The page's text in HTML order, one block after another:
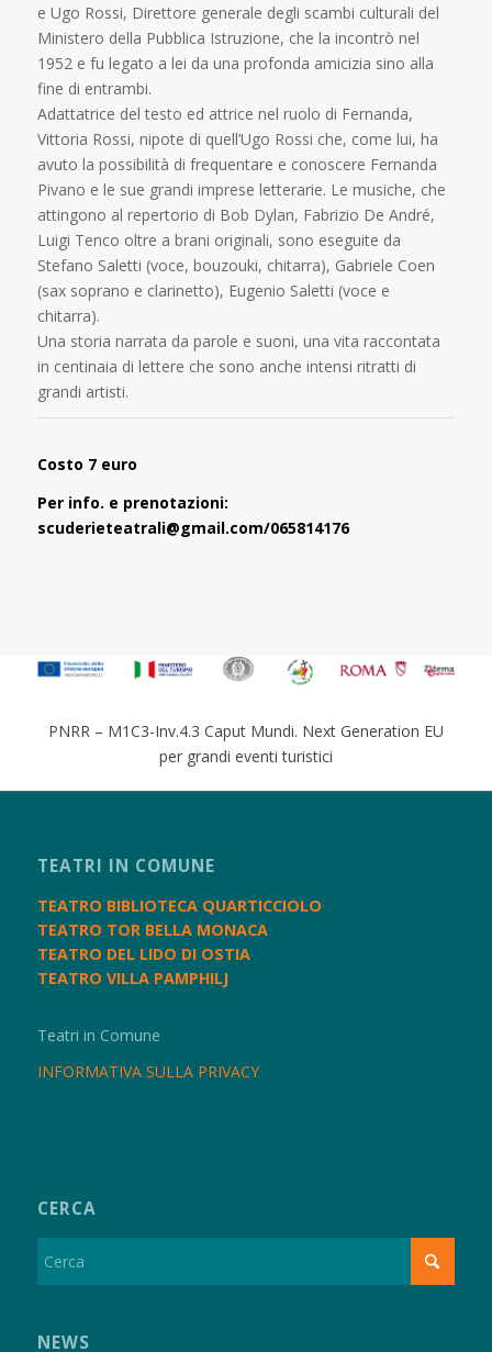
e Ugo Rossi, Direttore generale degli scambi culturali del
Ministero della Pubblica Istruzione, che la incontrò nel
1952 e fu legato a lei da una profonda amicizia sino alla
fine di entrambi.
Adattatrice del testo ed attrice nel ruolo di Fernanda,
Vittoria Rossi, nipote di quell’Ugo Rossi che, come lui, ha
avuto la possibilità di frequentare e conoscere Fernanda
Pivano e le sue grandi imprese letterarie. Le musiche, che
attingono al repertorio di Bob Dylan, Fabrizio De André,
Luigi Tenco oltre a brani originali, sono eseguite da
Stefano Saletti (voce, bouzouki, chitarra), Gabriele Coen
(sax soprano e clarinetto), Eugenio Saletti (voce e
chitarra).
Una storia narrata da parole e suoni, una vita raccontata
in centinaia di lettere che sono anche intensi ritratti di
grandi artisti.
Costo 7 euro
Per info. e prenotazioni:
scuderieteatrali@gmail.com/065814176
PNRR – M1C3-Inv.4.3 Caput Mundi. Next Generation EU
per grandi eventi turistici
TEATRI IN COMUNE
TEATRO BIBLIOTECA QUARTICCIOLO
TEATRO TOR BELLA MONACA
TEATRO DEL LIDO DI OSTIA
TEATRO VILLA PAMPHILJ
Teatri in Comune
INFORMATIVA SULLA PRIVACY
CERCA
NEWS